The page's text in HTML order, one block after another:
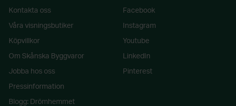
Kontakta oss
Våra visningsbutiker
Köpvillkor
Om Skånska Byggvaror
Jobba hos oss
Pressinformation
Blogg: Drömhemmet
Facebook
Instagram
Youtube
LinkedIn
Pinterest